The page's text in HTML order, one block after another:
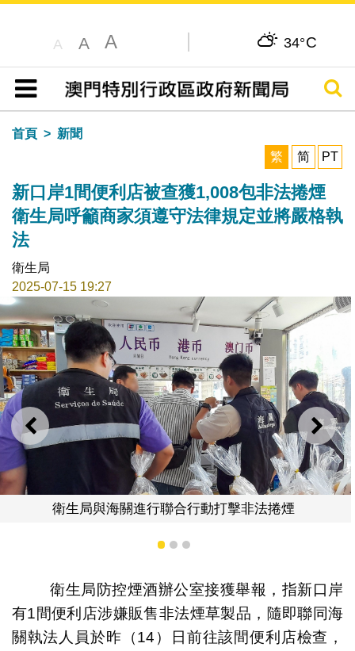
A A A 34°C
目錄
搜尋
首頁
新聞
繁
简 PT
新口岸1間便利店被查獲1,008包非法捲煙
衛生局呼籲商家須遵守法律規定並將嚴格執
法
衛生局
2025-07-15 19:27
上一則 下一
行動打擊非法捲煙
1 2 3
衛生局防控煙酒辦公室接獲舉報，指新口岸
有1間便利店涉嫌販售非法煙草製品，隨即聯同海
關執法人員於昨（14）日前往該間便利店檢查，